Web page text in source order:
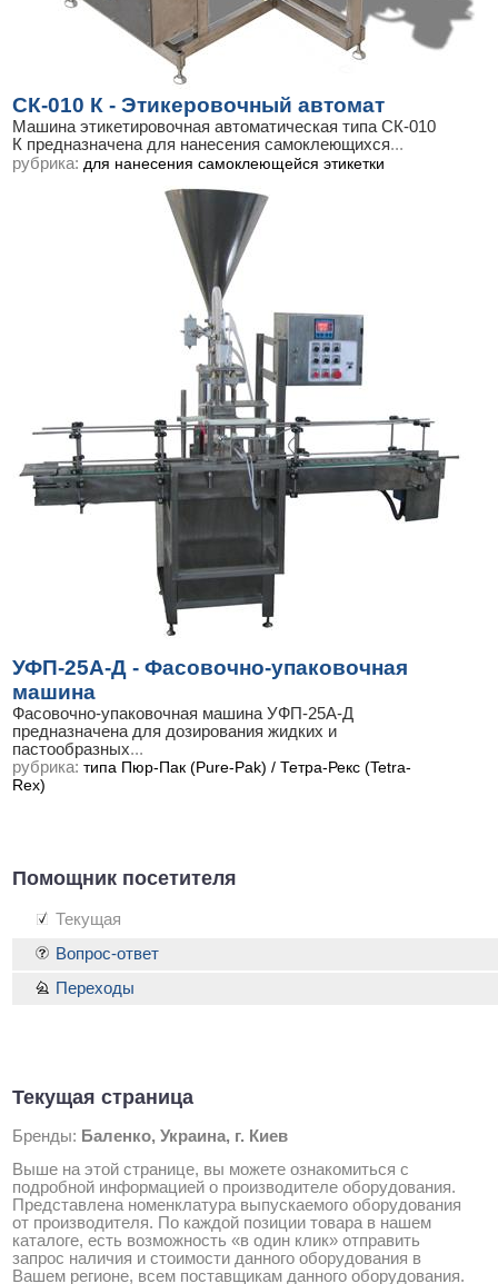
СК-010 К - Этикеровочный автомат
Машина этикетировочная автоматическая типа СК-010
К предназначена для нанесения самоклеющихся...
рубрика: для нанесения самоклеющейся этикетки
УФП-25А-Д - Фасовочно-упаковочная
машина
Фасовочно-упаковочная машина УФП-25А-Д
предназначена для дозирования жидких и
пастообразных...
рубрика: типа Пюр-Пак (Pure-Pak) / Тетра-Рекс (Tetra-
Rex)
Помощник посетителя
Текущая
Текущая страница
Бренды: Баленко, Украина, г. Киев
Выше на этой странице, вы можете ознакомиться с
подробной информацией о производителе оборудования.
Представлена номенклатура выпускаемого оборудования
от производителя. По каждой позиции товара в нашем
каталоге, есть возможность «в один клик» отправить
запрос наличия и стоимости данного оборудования в
Вашем регионе, всем поставщикам данного оборудования.
Вопрос-ответ
Переходы